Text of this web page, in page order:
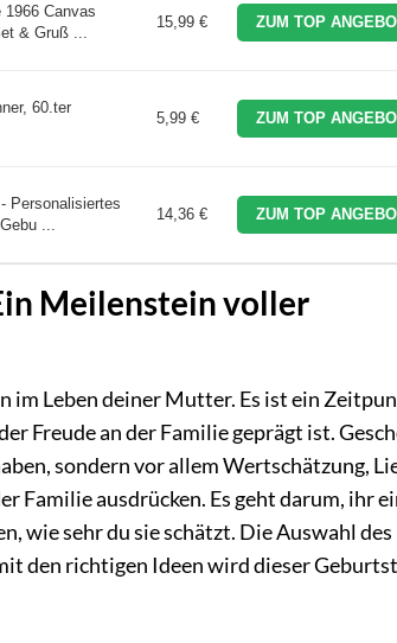
Canvas
& Gruß ...
15,99 € ZUM TOP
60.ter
5,99 € ZUM TOP
Personalisiertes
...
14,36 € ZUM TOP
Meilenstein voller
Leben deiner Mutter. Es ist ein
Freude an der Familie geprägt ist.
sondern vor allem Wertschätzung,
Familie ausdrücken. Es geht darum, ihr
wie sehr du sie schätzt. Die Auswahl des
den richtigen Ideen wird dieser